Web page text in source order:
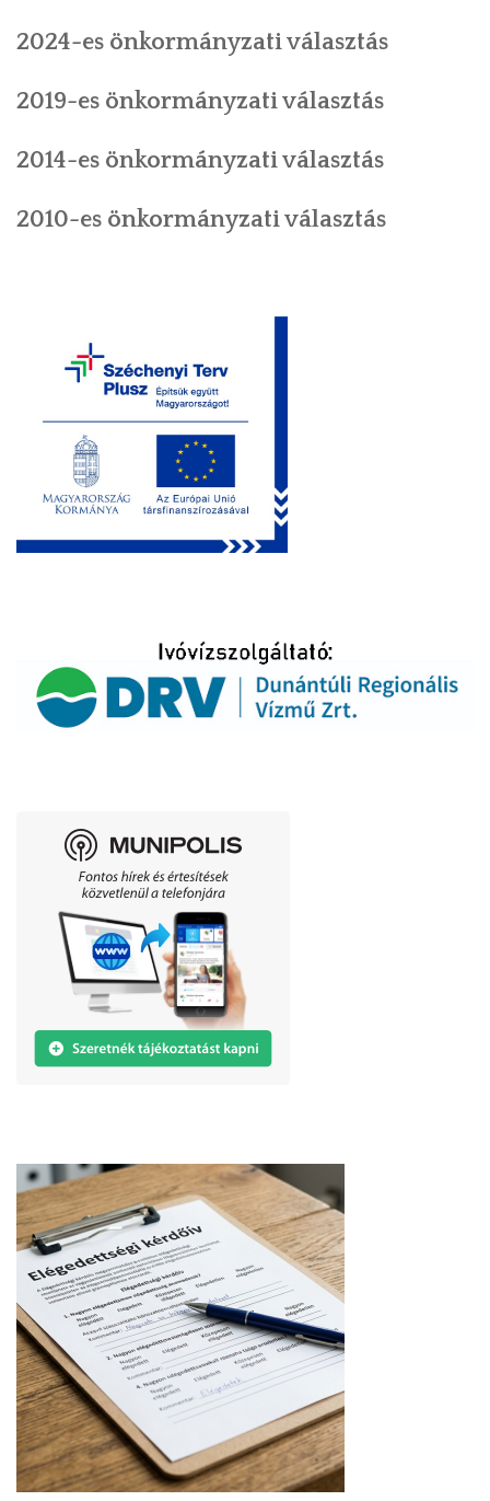
INTÉZMÉNYEK
INFORMÁCIÓK
GALÉRIA
TELEPÜLÉSIKÉPVISELŐI VAGYONNYILATKOZATOK – 2026.
ROMA NEMZETISÉGI ÖNKORMÁNYZATI KÉPVISELŐK
VAGYONNYILATKOZATA – 2026. ÉV
2024-es önkormányzati választás
2019-es önkormányzati választás
2014-es önkormányzati választás
2010-es önkormányzati választás